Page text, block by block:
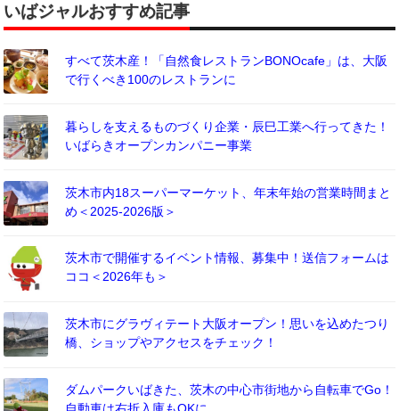
いばジャルおすすめ記事
すべて茨木産！「自然食レストランBONOcafe」は、大阪
で行くべき100のレストランに
暮らしを支えるものづくり企業・辰巳工業へ行ってきた！
いばらきオープンカンパニー事業
茨木市内18スーパーマーケット、年末年始の営業時間まと
め＜2025-2026版＞
茨木市で開催するイベント情報、募集中！送信フォームは
ココ＜2026年も＞
茨木市にグラヴィテート大阪オープン！思いを込めたつり
橋、ショップやアクセスをチェック！
ダムパークいばきた、茨木の中心市街地から自転車でGo！